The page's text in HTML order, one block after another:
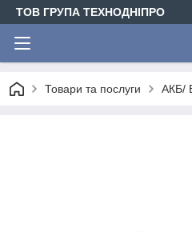
ТОВ ГРУПА ТЕХНОДНІПРО
Товари та послуги АКБ/